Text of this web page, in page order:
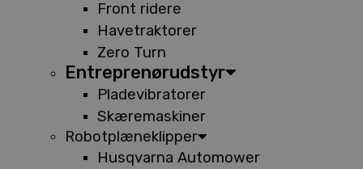
Front ridere
Havetraktorer
Zero Turn
Entreprenørudstyr
Pladevibratorer
Skæremaskiner
Robotplæneklipper
Husqvarna Automower